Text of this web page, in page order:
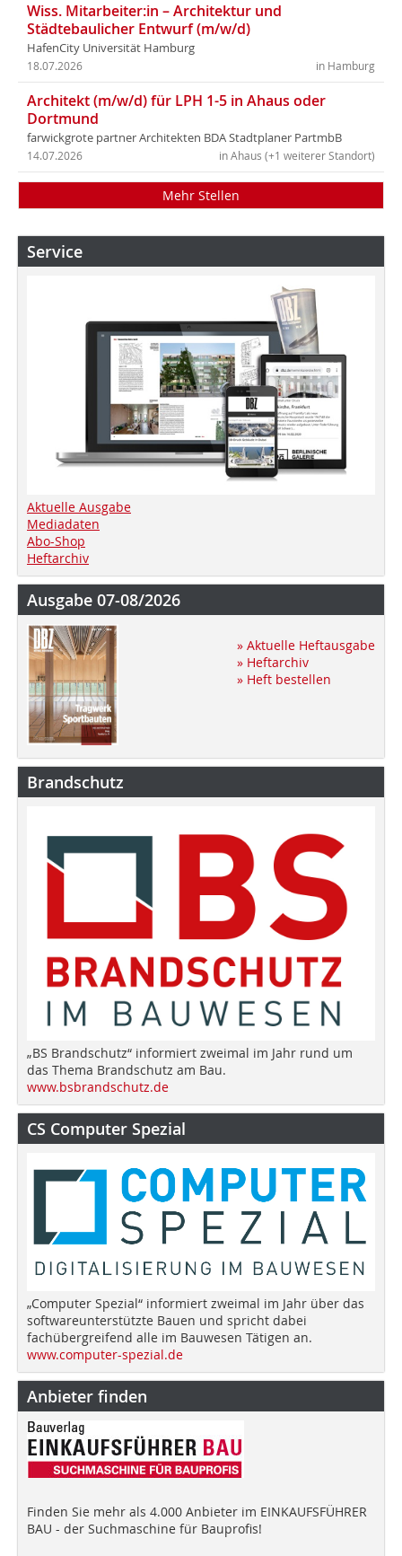
Wiss. Mitarbeiter:in – Architektur und
Städtebaulicher Entwurf (m/w/d)
HafenCity Universität Hamburg
in Hamburg
18.07.2026
Architekt (m/w/d) für LPH 1-5 in Ahaus oder
Dortmund
farwickgrote partner Architekten BDA Stadtplaner PartmbB
in Ahaus (+1 weiterer Standort)
14.07.2026
Mehr Stellen
Service
Aktuelle Ausgabe
Mediadaten
Abo-Shop
Heftarchiv
Ausgabe 07-08/2026
» Aktuelle Heftausgabe
» Heftarchiv
» Heft bestellen
Brandschutz
„BS Brandschutz“ informiert zweimal im Jahr rund um
das Thema Brandschutz am Bau.
www.bsbrandschutz.de
CS Computer Spezial
„Computer Spezial“ informiert zweimal im Jahr über das
softwareunterstützte Bauen und spricht dabei
fachübergreifend alle im Bauwesen Tätigen an.
www.computer-spezial.de
Anbieter finden
Finden Sie mehr als 4.000 Anbieter im EINKAUFSFÜHRER
BAU - der Suchmaschine für Bauprofis!